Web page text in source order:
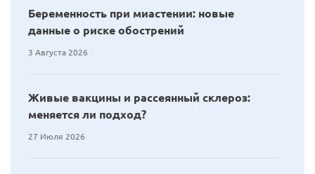
Беременность при миастении: новые
данные о риске обострений
3 Августа 2026
Живые вакцины и рассеянный склероз:
меняется ли подход?
27 Июля 2026